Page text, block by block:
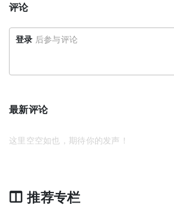
评论
登录 后参与评论
最新评论
这里空空如也，期待你的发声！
推荐专栏